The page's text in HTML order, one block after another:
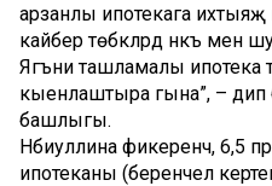
арзанлы ипотекага ихтыяҗ
кайбер төбәкләрдә нәкъ менә
Ягъни ташламалы ипотека
кыенлаштыра гына”, – дип
башлыгы.
Нәбиуллина фикеренчә, 6,5
ипотеканы (беренчел